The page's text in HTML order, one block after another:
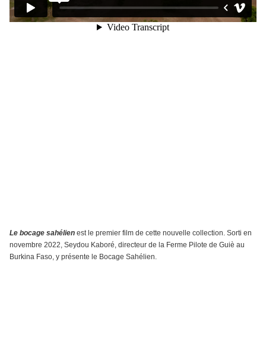
Le bocage sahélien est le premier film de cette nouvelle collection. Sorti en
novembre 2022, Seydou Kaboré, directeur de la Ferme Pilote de Guiè au
Burkina Faso, y présente le Bocage Sahélien.